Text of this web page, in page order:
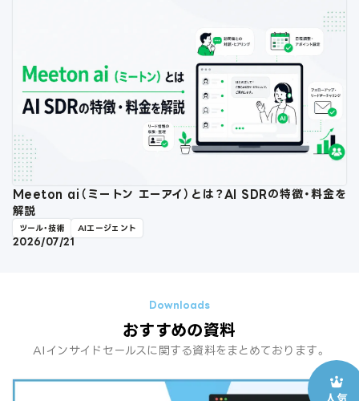
Meeton ai（ミートン エーアイ）とは？AI SDRの特徴・料金を
解説
ツール・技術 AIエージェント
2026/07/21
おすすめの資料
AIインサイドセールスに関する資料をまとめております。